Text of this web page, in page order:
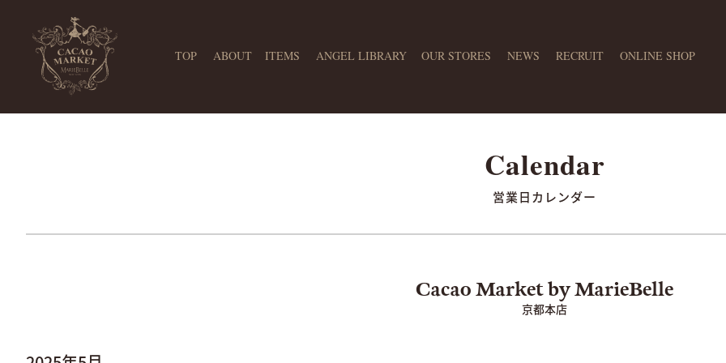
TOP ABOUT ITEMS ANGEL LIBRARY OUR STORES NEWS RECRUIT ONLINE SHOP
営業日カレンダー
京都本店